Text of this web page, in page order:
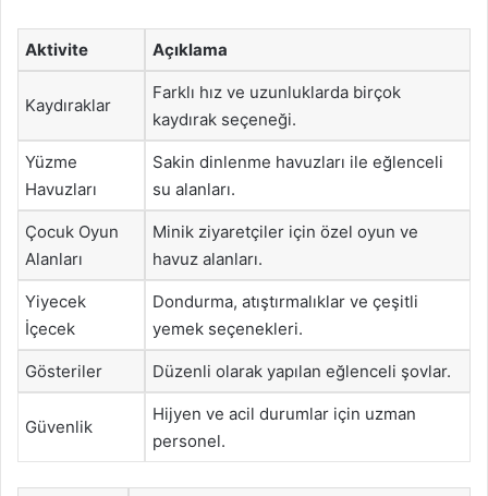
Aktivite Açıklama
Kaydıraklar
Farklı hız ve uzunluklarda birçok
kaydırak seçeneği.
Yüzme
Havuzları
Sakin dinlenme havuzları ile eğlenceli
su alanları.
Çocuk Oyun
Alanları
Minik ziyaretçiler için özel oyun ve
havuz alanları.
Yiyecek
İçecek
Dondurma, atıştırmalıklar ve çeşitli
yemek seçenekleri.
Gösteriler Düzenli olarak yapılan eğlenceli şovlar.
Güvenlik
Hijyen ve acil durumlar için uzman
personel.